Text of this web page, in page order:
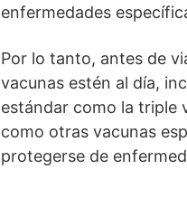
enfermedades
Por lo tanto, antes de
vacunas estén al día,
estándar como la triple
como otras vacunas
protegerse de